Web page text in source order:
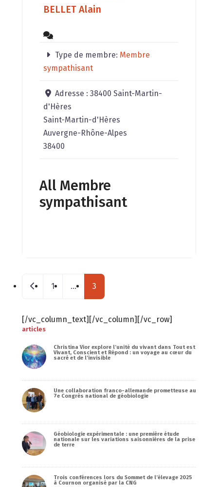
BELLET Alain
Type de membre: Membre
sympathisant
Adresse :38400 Saint-Martin-
d'Hères
Saint-Martin-d'Hères
Auvergne-Rhône-Alpes
38400
All Membre
sympathisant
Posts navigation
Nouveaux postes
1 … 3
[/vc_column_text][/vc_column][/vc_row]
articles
Christina Vior explore l’unité du vivant dans Tout est
Vivant, Conscient et Répond : un voyage au cœur du
sacré et de l’invisible
Une collaboration franco-allemande prometteuse au
7e Congrès national de géobiologie
Géobiologie expérimentale : une première étude
nationale sur les variations saisonnières de la prise
de terre
Trois conférences lors du Sommet de l’élevage 2025
à Cournon organisé par la CNG